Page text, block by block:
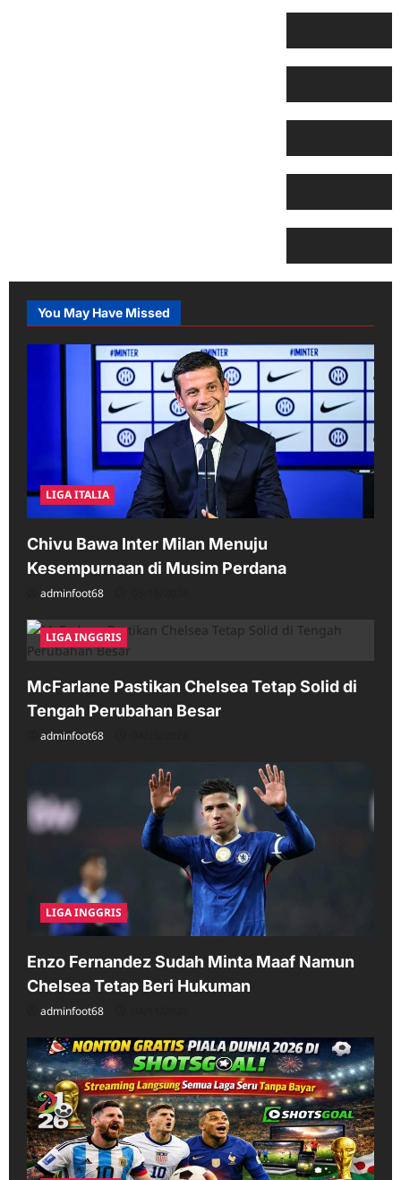
You May Have Missed
LIGA ITALIA
Chivu Bawa Inter Milan Menuju
Kesempurnaan di Musim Perdana
adminfoot68
LIGA INGGRIS
McFarlane Pastikan Chelsea Tetap Solid di
Tengah Perubahan Besar
adminfoot68
LIGA INGGRIS
Enzo Fernandez Sudah Minta Maaf Namun
Chelsea Tetap Beri Hukuman
adminfoot68